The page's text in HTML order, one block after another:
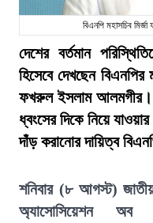
বিএনপি মহাসচিব
দেশের বর্তমান
হিসেবে দেখছেন বিএনপির
ফখরুল ইসলাম আলমগীর।
ধ্বংসের দিকে নিয়ে
দাঁড় করানোর দায়িত্ব
শনিবার (৮ আগস্ট)
অ্যাসোসিয়েশন অব